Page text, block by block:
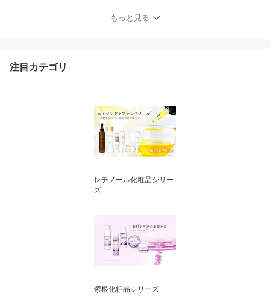
ク White Kaolin クレイ洗
顔 毛穴洗浄 毛穴パック
もっと見る
注目カテゴリ
レチノール化粧品シリー
ズ
紫根化粧品シリーズ